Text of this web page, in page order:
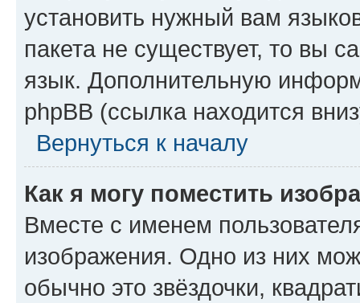
установить нужный вам
пакета не существует, то вы
язык. Дополнительную
phpBB (ссылка находится
Вернуться к началу
Как я могу поместить
Вместе с именем
изображения. Одно из них
обычно это звёздочки,